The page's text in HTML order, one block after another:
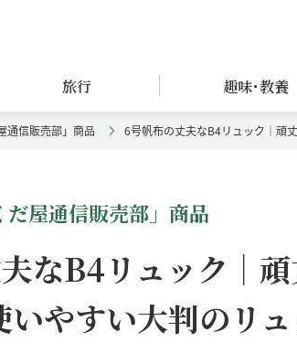
旅行 趣味･教養
通信販売部」商品 6号帆布の丈夫なB4リュック｜頑
屋通信販売部」商品
なB4リュック｜
いやすい大判のリ